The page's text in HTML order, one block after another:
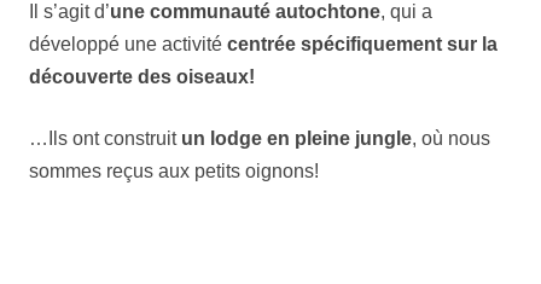
Il s’agit d’une communauté autochtone, qui a
développé une activité centrée spécifiquement sur la
découverte des oiseaux!
…Ils ont construit un lodge en pleine jungle, où nous
sommes reçus aux petits oignons!